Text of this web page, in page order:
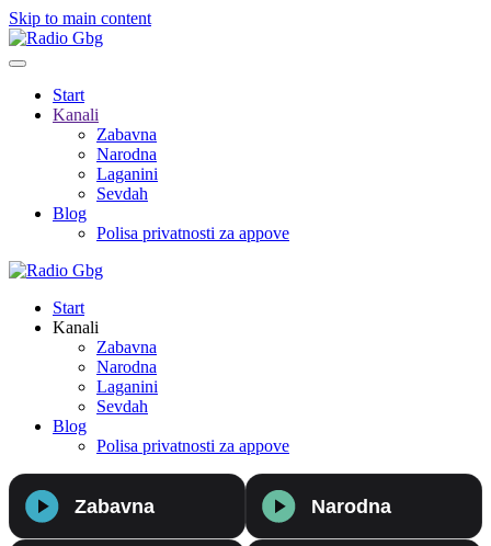
Skip to main content
Start
Kanali
Zabavna
Narodna
Laganini
Sevdah
Blog
Polisa privatnosti za appove
Start
Kanali
Zabavna
Narodna
Laganini
Sevdah
Blog
Polisa privatnosti za appove